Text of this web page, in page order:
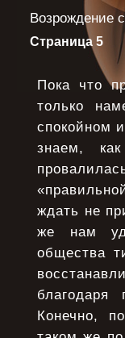
Возрождение
Страница 5
Пока что
только
спокойном
знаем,
ждать не
же нам
общества
Конечно,